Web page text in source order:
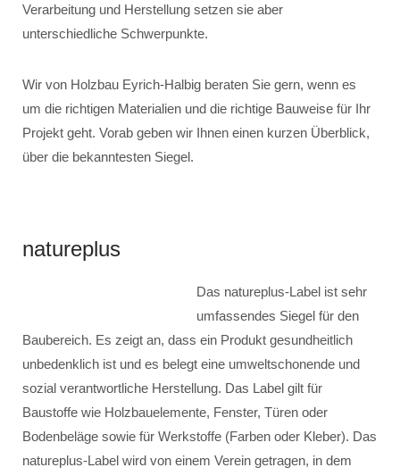
Verarbeitung und Herstellung setzen sie aber
unterschiedliche Schwerpunkte.
Wir von Holzbau Eyrich-Halbig beraten Sie gern, wenn es
um die richtigen Materialien und die richtige Bauweise für Ihr
Projekt geht. Vorab geben wir Ihnen einen kurzen Überblick,
über die bekanntesten Siegel.
natureplus
Das natureplus-Label ist sehr
umfassendes Siegel für den
Baubereich. Es zeigt an, dass ein Produkt gesundheitlich
unbedenklich ist und es belegt eine umweltschonende und
sozial verantwortliche Herstellung. Das Label gilt für
Baustoffe wie Holzbauelemente, Fenster, Türen oder
Bodenbeläge sowie für Werkstoffe (Farben oder Kleber). Das
natureplus-Label wird von einem Verein getragen, in dem